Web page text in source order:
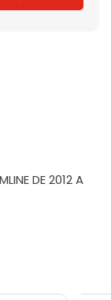
DE 2012 A